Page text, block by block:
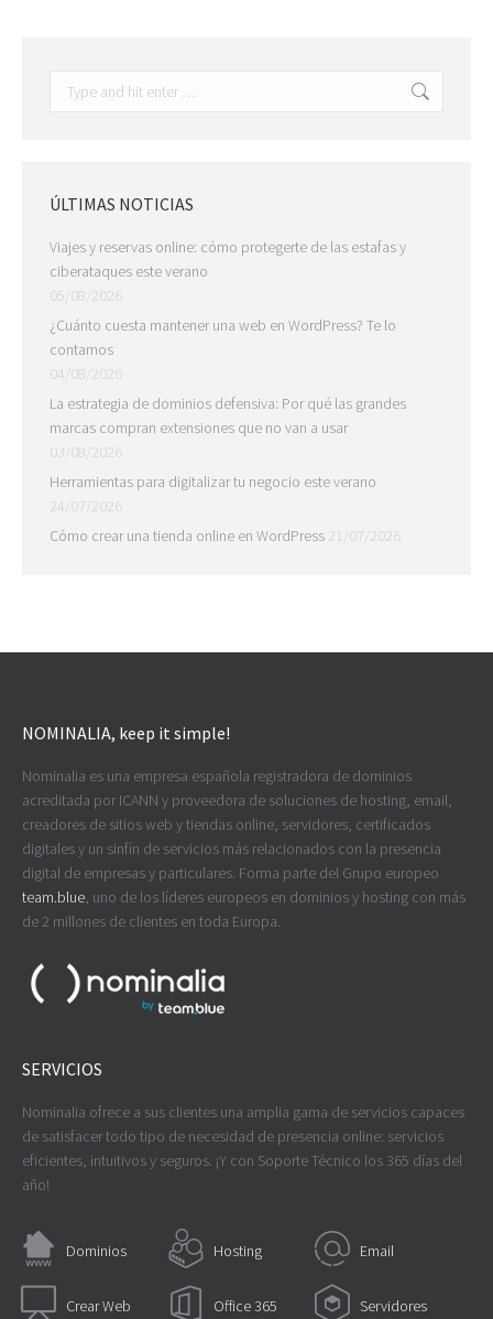
ÚLTIMAS NOTICIAS
Viajes y reservas online: cómo protegerte de las estafas y
ciberataques este verano
05/08/2026
¿Cuánto cuesta mantener una web en WordPress? Te lo
contamos
04/08/2026
La estrategia de dominios defensiva: Por qué las grandes
marcas compran extensiones que no van a usar
03/08/2026
Herramientas para digitalizar tu negocio este verano
24/07/2026
Cómo crear una tienda online en WordPress 21/07/2026
NOMINALIA, keep it simple!
Nominalia es una empresa española registradora de dominios
acreditada por ICANN y proveedora de soluciones de hosting, email,
creadores de sitios web y tiendas online, servidores, certificados
digitales y un sinfín de servicios más relacionados con la presencia
digital de empresas y particulares. Forma parte del Grupo europeo
team.blue, uno de los líderes europeos en dominios y hosting con más
de 2 millones de clientes en toda Europa.
SERVICIOS
Nominalia ofrece a sus clientes una amplia gama de servicios capaces
de satisfacer todo tipo de necesidad de presencia online: servicios
eficientes, intuitivos y seguros. ¡Y con Soporte Técnico los 365 días del
año!
Dominios Hosting Email
Crear Web Office 365 Servidores